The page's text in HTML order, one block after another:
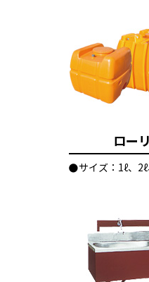
ロー
サイズ：1ℓ、